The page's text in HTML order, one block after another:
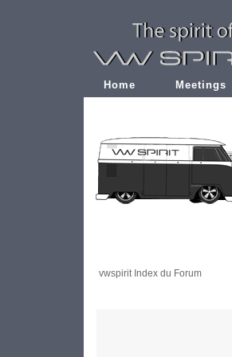
Home Meetings
vwspirit Index du Forum